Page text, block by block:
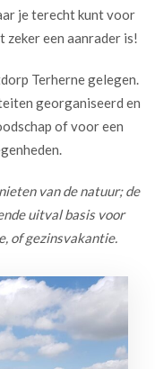
je terecht kunt voor
zeker een aanrader is!
Terherne gelegen.
georganiseerd en
of voor een
van de natuur; de
uitval basis voor
of gezinsvakantie.